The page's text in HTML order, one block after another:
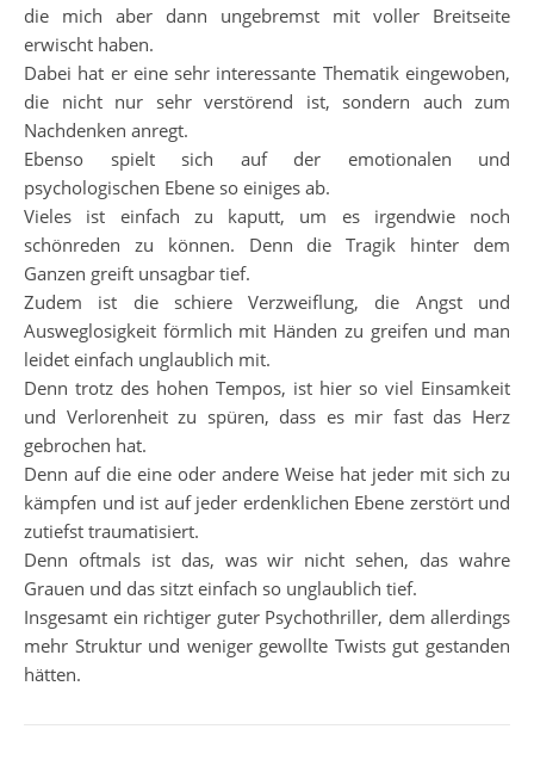
die mich aber dann ungebremst mit voller Breitseite
erwischt haben.
Dabei hat er eine sehr interessante Thematik eingewoben,
die nicht nur sehr verstörend ist, sondern auch zum
Nachdenken anregt.
Ebenso spielt sich auf der emotionalen und
psychologischen Ebene so einiges ab.
Vieles ist einfach zu kaputt, um es irgendwie noch
schönreden zu können. Denn die Tragik hinter dem
Ganzen greift unsagbar tief.
Zudem ist die schiere Verzweiflung, die Angst und
Ausweglosigkeit förmlich mit Händen zu greifen und man
leidet einfach unglaublich mit.
Denn trotz des hohen Tempos, ist hier so viel Einsamkeit
und Verlorenheit zu spüren, dass es mir fast das Herz
gebrochen hat.
Denn auf die eine oder andere Weise hat jeder mit sich zu
kämpfen und ist auf jeder erdenklichen Ebene zerstört und
zutiefst traumatisiert.
Denn oftmals ist das, was wir nicht sehen, das wahre
Grauen und das sitzt einfach so unglaublich tief.
Insgesamt ein richtiger guter Psychothriller, dem allerdings
mehr Struktur und weniger gewollte Twists gut gestanden
hätten.